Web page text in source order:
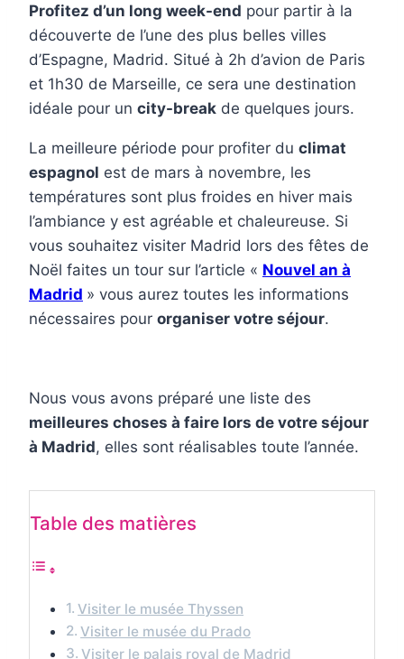
Profitez d’un long week-end pour partir à la
découverte de l’une des plus belles villes
d’Espagne, Madrid. Situé à 2h d’avion de Paris
et 1h30 de Marseille, ce sera une destination
idéale pour un city-break de quelques jours.
La meilleure période pour profiter du climat
espagnol est de mars à novembre, les
températures sont plus froides en hiver mais
l’ambiance y est agréable et chaleureuse. Si
vous souhaitez visiter Madrid lors des fêtes de
Noël faites un tour sur l’article « Nouvel an à
Madrid » vous aurez toutes les informations
nécessaires pour organiser votre séjour.
Nous vous avons préparé une liste des
meilleures choses à faire lors de votre séjour
à Madrid, elles sont réalisables toute l’année.
Table des matières
Visiter le musée Thyssen
Visiter le musée du Prado
Visiter le palais royal de Madrid